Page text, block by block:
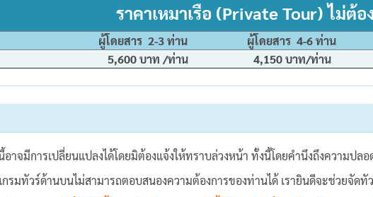
ราคาเหมาเรือ (Private Tour) ไม่ต้
ผู้โดยสาร 2-3 ท่าน ผู้โดยสาร 4-6 ท่าน ผู้โ
บาท /ท่าน 4,150 บาท/ท่
อาจมีการเปลี่ยนแปลงได้โดยมิต้องแจ้งให้ทราบล่วงหน้า ทั้งนี้โดยคำนึงถึงความป
กรมทัวร์ด้านบนไม่สามารถตอบสนองความต้องการของท่านได้ เรายินดีจะช่วยจัด